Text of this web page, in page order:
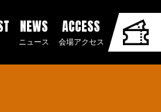
NEWS
ニュース
ACCESS
会場アクセス